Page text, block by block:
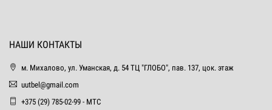
НАШИ КОНТАКТЫ
м. Михалово, ул. Уманская, д. 54 ТЦ "ГЛОБО", пав. 137, цок. этаж
uutbel@gmail.com
+375 (29) 785-02-99 - МТС